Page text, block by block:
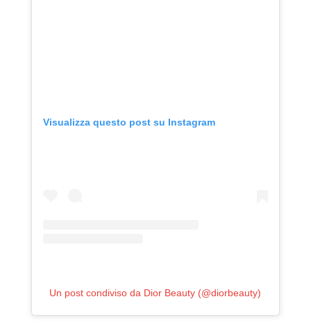
Visualizza questo post su Instagram
Un post condiviso da Dior Beauty (@diorbeauty)